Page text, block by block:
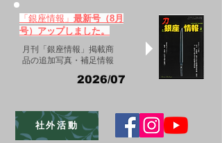
「銀座情報」 最新号（8月
号）アップしました。
月刊「銀座情報」掲載商
品の追加写真・補足情報
2026/07
社外活動